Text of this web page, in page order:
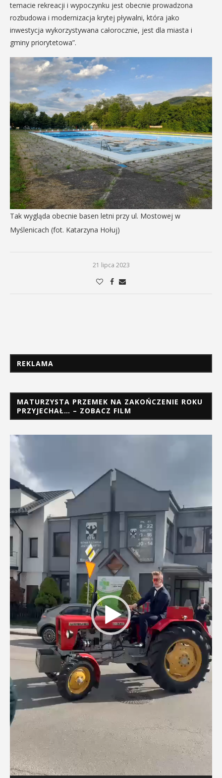
temacie rekreacji i wypoczynku jest obecnie prowadzona
rozbudowa i modernizacja krytej pływalni, która jako
inwestycja wykorzystywana całorocznie, jest dla miasta i
gminy priorytetowa”.
Tak wygląda obecnie basen letni przy ul. Mostowej w
Myślenicach (fot. Katarzyna Hołuj)
21 lipca 2023
REKLAMA
MATURZYSTA PRZEMEK NA ZAKOŃCZENIE ROKU
PRZYJECHAŁ… – ZOBACZ FILM
Odtwarzacz